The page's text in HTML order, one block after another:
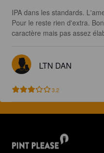
IPA dans les standards.
Pour le reste rien d'extra.
caractère mais pas assez
LTN DAN
3.2